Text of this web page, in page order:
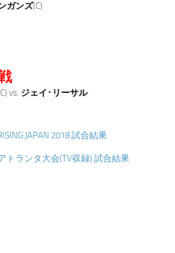
ガンズ(C)
vs. ジェイ･リーサル
2018 試合結果
トランタ大会(TV収録) 試合結果